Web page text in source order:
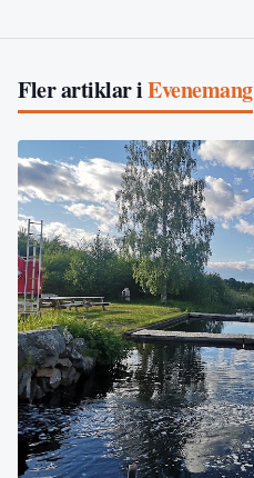
Fler artiklar iEvenemang